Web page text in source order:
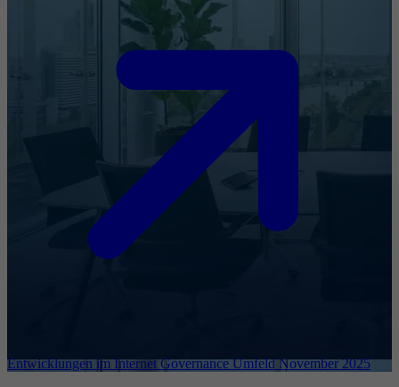
Entwicklungen im Internet Governance Umfeld November 2025